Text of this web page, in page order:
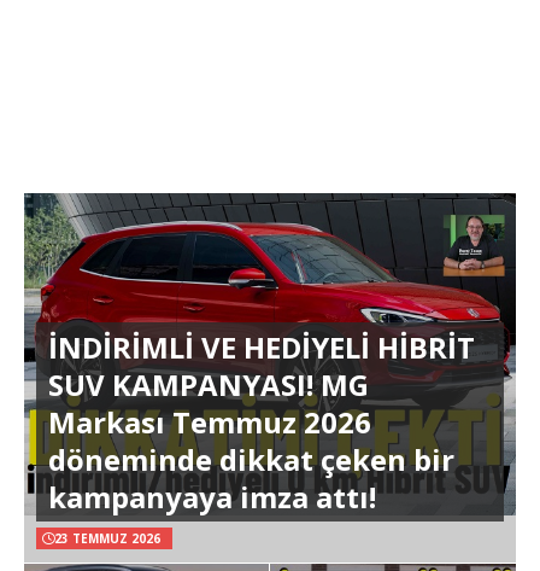
İNDİRİMLİ VE HEDİYELİ HİBRİT
SUV KAMPANYASI! MG
Markası Temmuz 2026
döneminde dikkat çeken bir
kampanyaya imza attı!
23 TEMMUZ 2026